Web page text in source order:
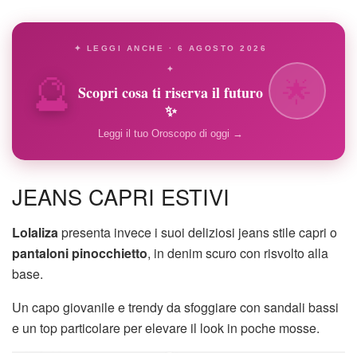
🔮
✦ LEGGI ANCHE · 6 AGOSTO 2026
✦
Scopri cosa ti riserva il futuro
✨
Leggi il tuo Oroscopo di oggi →
JEANS CAPRI ESTIVI
Lolaliza presenta invece i suoi deliziosi jeans stile capri o
pantaloni pinocchietto, in denim scuro con risvolto alla
base.
Un capo giovanile e trendy da sfoggiare con sandali bassi
e un top particolare per elevare il look in poche mosse.